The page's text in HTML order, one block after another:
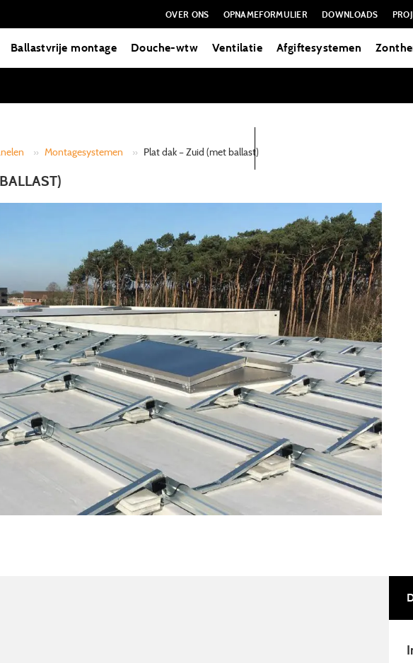
OVER ONS OPNAMEFORMULIER DOWNLOADS
Ballastvrije montage Douche-wtw Ventilatie Afgiftesystemen
» Montagesystemen » Plat dak – Zuid (met ballast)